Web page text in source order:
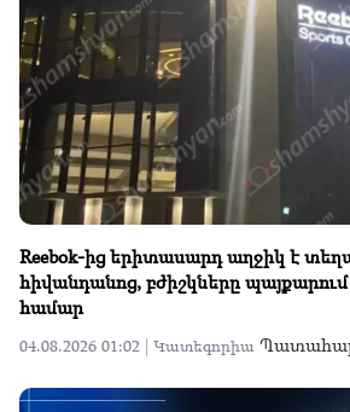
Reebok-ից երիտասարդ աղջիկ է
հիվանդանոց, բժիշկները
համար
04.08.2026 01:02 | Կատեգորիա